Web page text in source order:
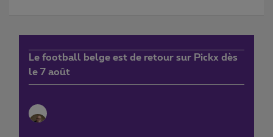
Le football belge est de retour sur Pickx dès
le 7 août